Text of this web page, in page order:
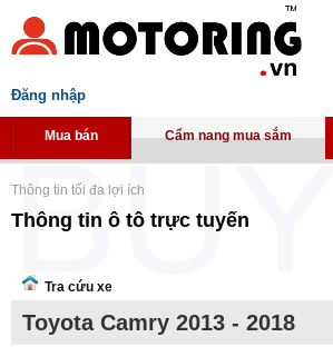
Đăng nhập
Mua bán Cẩm nang mua sắm
Thông tin tối đa lợi ích
Thông tin ô tô trực tuyến
Tra cứu xe
Toyota Camry 2013 - 2018